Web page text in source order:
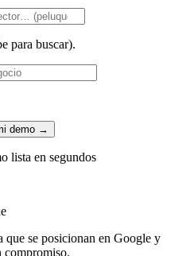
para buscar).
demo →
lista en segundos
que se posicionan en Google y
compromiso.